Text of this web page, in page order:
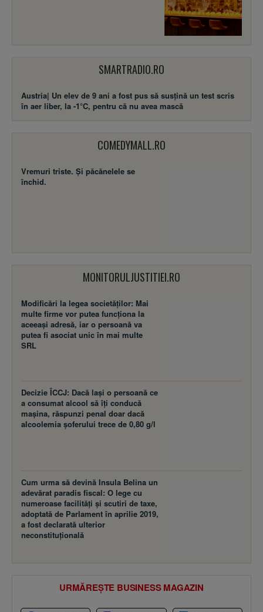
SMARTRADIO.RO
Austria| Un elev de 9 ani a fost pus să susţină un test scris
în aer liber, la -1°C, pentru că nu avea mască
COMEDYMALL.RO
Vremuri triste. Şi păcănelele se
închid.
MONITORULJUSTITIEI.RO
Modificări la legea societăţilor: Mai
multe firme vor putea funcţiona la
aceeaşi adresă, iar o persoană va
putea fi asociat unic în mai multe
SRL
Decizie ÎCCJ: Dacă laşi o persoană ce
a consumat alcool să îţi conducă
maşina, răspunzi penal doar dacă
alcoolemia şoferului trece de 0,80 g/l
Cum urma să devină Insula Belina un
adevărat paradis fiscal: O lege cu
numeroase facilităţi şi scutiri de taxe,
adoptată de Parlament în aprilie 2019,
a fost declarată ulterior
neconstituţională
URMĂREȘTE BUSINESS MAGAZIN